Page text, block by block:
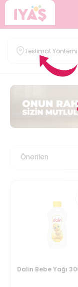
Teslimat
Belirle
Dalin Bebe Yağı